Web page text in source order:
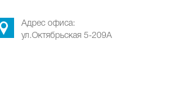
Адрес офиса:
ул.Октябрьская 5-209А